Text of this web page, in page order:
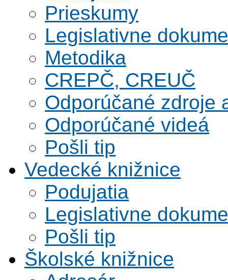
Prieskumy
Legislativne
Metodika
CREPČ, CREUČ
Odporúčané zdroje
Odporúčané videá
Pošli tip
Vedecké knižnice
Podujatia
Legislativne
Pošli tip
Školské knižnice